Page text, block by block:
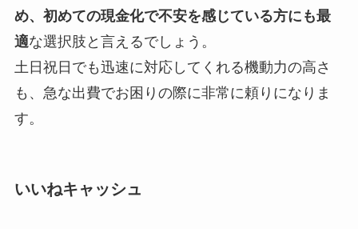
め、初めての現金化で不安を感じている方にも最
適な選択肢と言えるでしょう。
土日祝日でも迅速に対応してくれる機動力の高さ
も、急な出費でお困りの際に非常に頼りになりま
す。
いいねキャッシュ